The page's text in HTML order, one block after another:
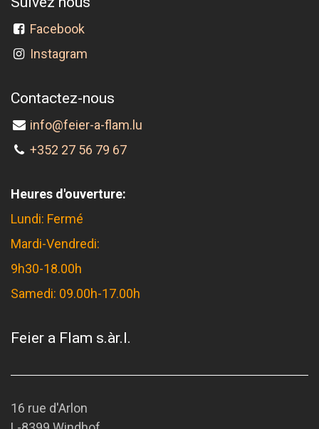
Facebook
Instagram
Contactez-nous
info@feier-a-flam.lu
+352 27 56 79 67
Heures d'ouverture:
Lundi: Fermé
Mardi-Vendredi:
9h30-18.00h
Samedi: 09.00h-17.00h
Feier a Flam s.àr.l.
16 rue d'Arlon